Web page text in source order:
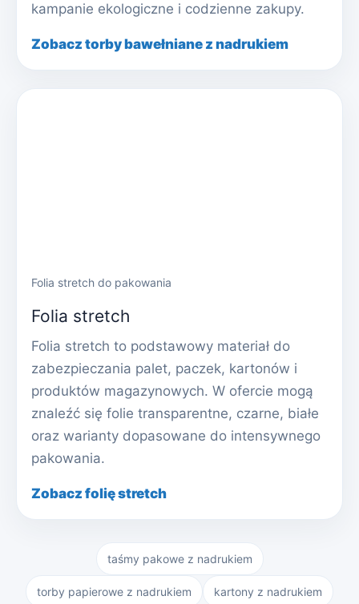
kampanie ekologiczne i codzienne zakupy.
Zobacz torby bawełniane z nadrukiem
Folia stretch do pakowania
Folia stretch
Folia stretch to podstawowy materiał do
zabezpieczania palet, paczek, kartonów i
produktów magazynowych. W ofercie mogą
znaleźć się folie transparentne, czarne, białe
oraz warianty dopasowane do intensywnego
pakowania.
Zobacz folię stretch
taśmy pakowe z nadrukiem
torby papierowe z nadrukiem kartony z nadrukiem